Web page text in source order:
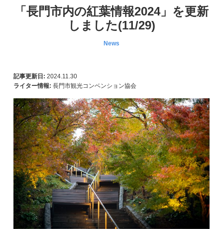
「長門市内の紅葉情報2024」を更新
しました(11/29)
News
記事更新日: 2024.11.30
ライター情報: 長門市観光コンベンション協会